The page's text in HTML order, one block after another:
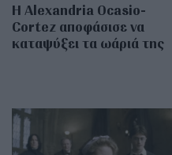
Η Alexandria Ocasio-
Cortez αποφάσισε να
καταψύξει τα ωάριά της